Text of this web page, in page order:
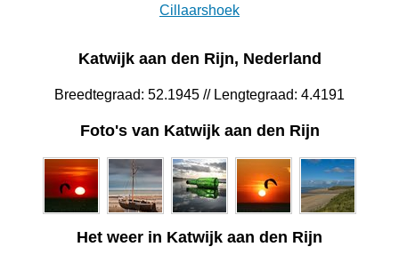
Cillaarshoek
Katwijk aan den Rijn, Nederland
Breedtegraad: 52.1945 // Lengtegraad: 4.4191
Foto's van Katwijk aan den Rijn
Het weer in Katwijk aan den Rijn